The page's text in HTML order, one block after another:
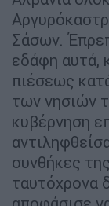
Σάσων.
εδάφη αυτά,
πιέσεως
των νησιών
κυβέρνηση
συνθήκες
ταυτόχρονα